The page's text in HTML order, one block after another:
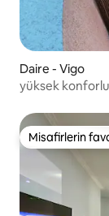
Daire - Vigo
yüksek
Misafirlerin
Misafirlerin